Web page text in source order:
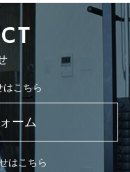
はこちら
ーム
はこちら